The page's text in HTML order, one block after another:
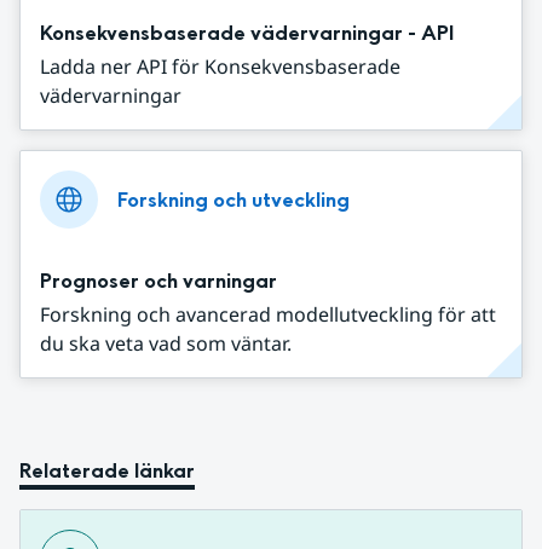
Konsekvensbaserade vädervarningar - API
Ladda ner API för Konsekvensbaserade
vädervarningar
Forskning och utveckling
Prognoser och varningar
Forskning och avancerad modellutveckling för att
du ska veta vad som väntar.
Relaterade länkar